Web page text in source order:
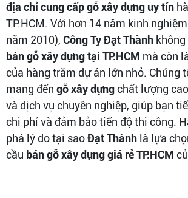
địa chỉ cung cấp gỗ xây dựng uy tín
TP.HCM. Với hơn 14 năm kinh
năm 2010), Công Ty Đạt Thành
bán gỗ xây dựng tại TP.HCM mà còn
của hàng trăm dự án lớn nhỏ. Chúng
mang đến gỗ xây dựngchất lượng
và dịch vụ chuyên nghiệp, giúp bạn
chi phí và đảm bảo tiến độ thi công.
phá lý do tại saoĐạt Thành là lựa
cầu bán gỗ xây dựng giá rẻ TP.HCM